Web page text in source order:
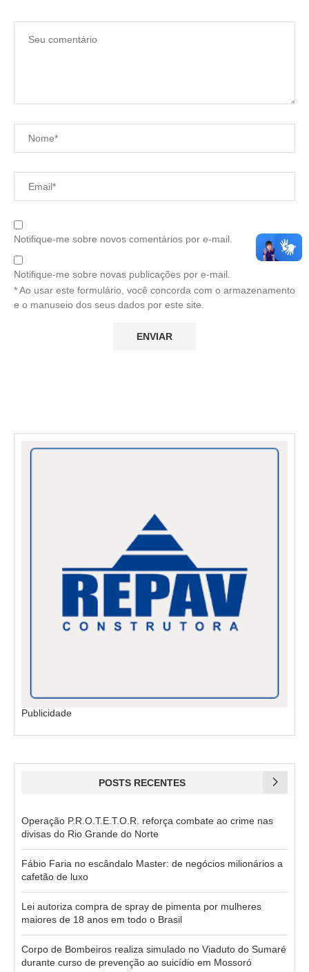
Notifique-me sobre novos comentários por e-mail.
Notifique-me sobre novas publicações por e-mail.
* Ao usar este formulário, você concorda com o armazenamento
e o manuseio dos seus dados por este site.
Publicidade
POSTS RECENTES
Operação P.R.O.T.E.T.O.R. reforça combate ao crime nas
divisas do Rio Grande do Norte
Fábio Faria no escândalo Master: de negócios milionários a
cafetão de luxo
Lei autoriza compra de spray de pimenta por mulheres
maiores de 18 anos em todo o Brasil
Corpo de Bombeiros realiza simulado no Viaduto do Sumaré
durante curso de prevenção ao suicídio em Mossoró